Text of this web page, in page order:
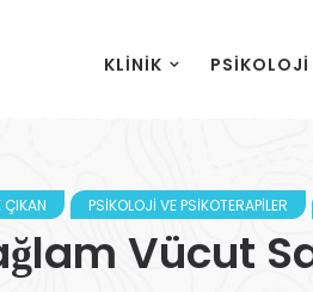
KLINIK PSIKOLOJI
ÇIKAN PSIKOLOJI VE PSIKOTERAPILER
Vücut